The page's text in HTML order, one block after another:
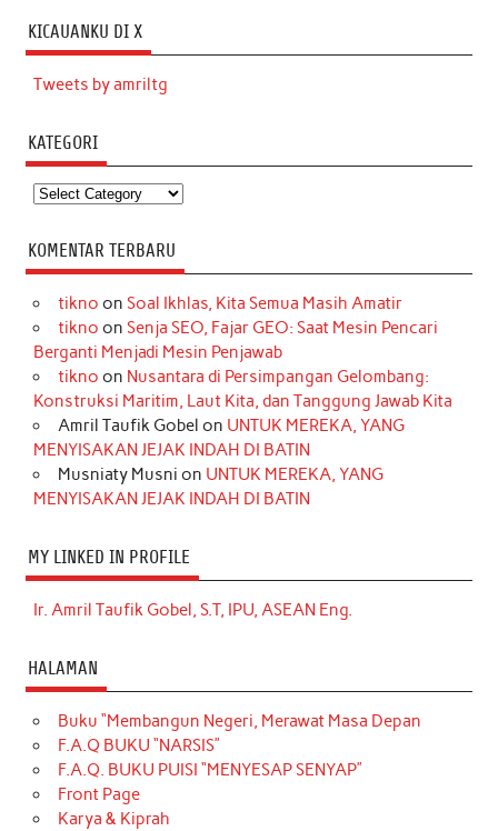
KICAUANKU DI X
Tweets by amriltg
KATEGORI
Kategori
KOMENTAR TERBARU
tikno on Soal Ikhlas, Kita Semua Masih Amatir
tikno on Senja SEO, Fajar GEO: Saat Mesin Pencari
Berganti Menjadi Mesin Penjawab
tikno on Nusantara di Persimpangan Gelombang:
Konstruksi Maritim, Laut Kita, dan Tanggung Jawab Kita
Amril Taufik Gobel on UNTUK MEREKA, YANG
MENYISAKAN JEJAK INDAH DI BATIN
Musniaty Musni on UNTUK MEREKA, YANG
MENYISAKAN JEJAK INDAH DI BATIN
MY LINKED IN PROFILE
Ir. Amril Taufik Gobel, S.T, IPU, ASEAN Eng.
HALAMAN
Buku “Membangun Negeri, Merawat Masa Depan
F.A.Q BUKU “NARSIS”
F.A.Q. BUKU PUISI “MENYESAP SENYAP”
Front Page
Karya & Kiprah